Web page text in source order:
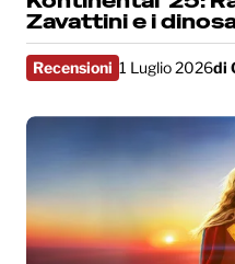
Zavattini e i
Recensioni 1 Luglio 2026di